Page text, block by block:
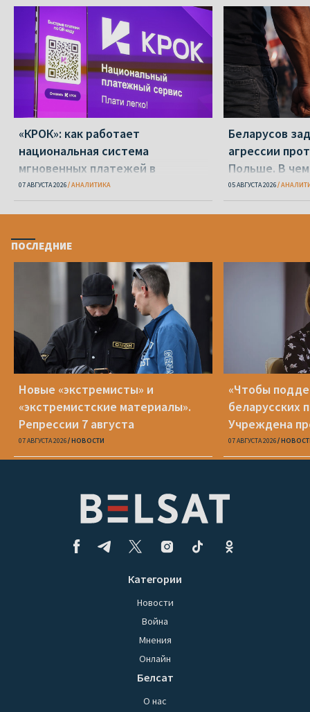
«КРОК»: как работает
национальная система
мгновенных платежей в
Беларуси
07 АВГУСТА 2026 АНАЛИТИКА
Беларусов
агрессии
Польше. В
делать?
05 АВГУСТА 2026
ПОСЛЕДНИЕ
Новые «экстремисты» и
«экстремистские материалы».
Репрессии 7 августа
07 АВГУСТА 2026 НОВОСТИ
«Чтобы
беларусских
Учреждена
Вежновец
07 АВГУСТА 2026
Категории
Новости
Война
Мнения
Онлайн
Белсат
О нас